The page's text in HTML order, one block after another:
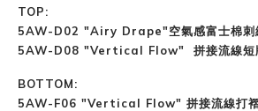
TOP:
5AW-D02 "Airy Drape"空氣感富士棉刺
5AW-D08 "Vertical Flow" 拼接流線短
BOTTOM:
5AW-F06 "Vertical Flow" 拼接流線打